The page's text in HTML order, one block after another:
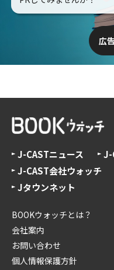
広
J-CASTニュース
J-
J-CAST会社ウォッチ
Jタウンネット
BOOKウォッチとは？
会社案内
お問い合わせ
個人情報保護方針